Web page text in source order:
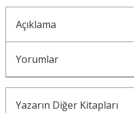
Açıklama
Yorumlar
Yazarın Diğer Kitapları